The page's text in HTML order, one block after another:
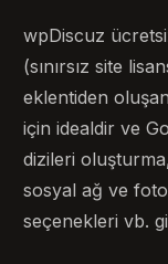
wpDiscuz
(sınırsız site
eklentiden
için idealdir ve
dizileri
sosyal ağ ve
seçenekleri vb.